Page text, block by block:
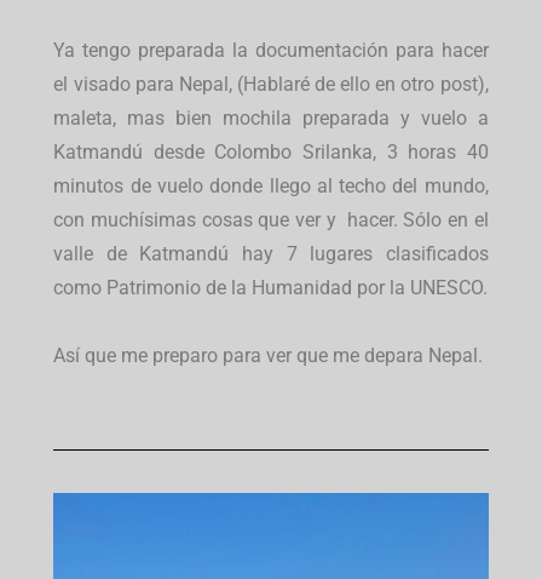
Ya tengo preparada la documentación para hacer
el visado para Nepal, (Hablaré de ello en otro post),
maleta, mas bien mochila preparada y vuelo a
Katmandú desde Colombo Srilanka, 3 horas 40
minutos de vuelo donde llego al techo del mundo,
con muchísimas cosas que ver y hacer. Sólo en el
valle de Katmandú hay 7 lugares clasificados
como Patrimonio de la Humanidad por la UNESCO.
Así que me preparo para ver que me depara Nepal.